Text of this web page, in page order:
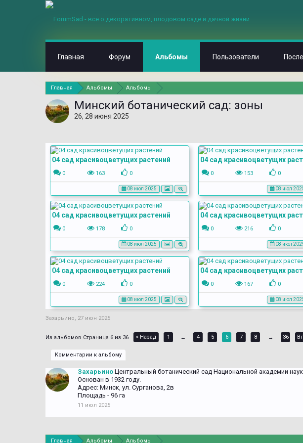
Главная Альбомы Альбомы
Минский ботанический сад: зоны
26, 28 июня 2025
04 сад красивоцветущих растений
0 163 0
08 июл 2025
04 сад красивоцветущих
0 153 0
08 июл
04 сад красивоцветущих растений
0 178 0
08 июл 2025
04 сад красивоцветущих
0 216 0
08 июл
04 сад красивоцветущих растений
0 224 0
08 июл 2025
04 сад красивоцветущих
0 167 0
08 июл
Захарьино, 27 июн 2025
Страница 6 из 36 < Назад 1 ← 4 5 6 7 8 → 36
Комментарии к альбому
Захарьино Центральный ботанический сад Национальной академии
Основан в 1932 году.
Адрес: Минск, ул. Сурганова, 2в
Площадь - 96 га
11 июл 2025
Главная Альбомы Альбомы
Главная Форум Альбомы Пользователи